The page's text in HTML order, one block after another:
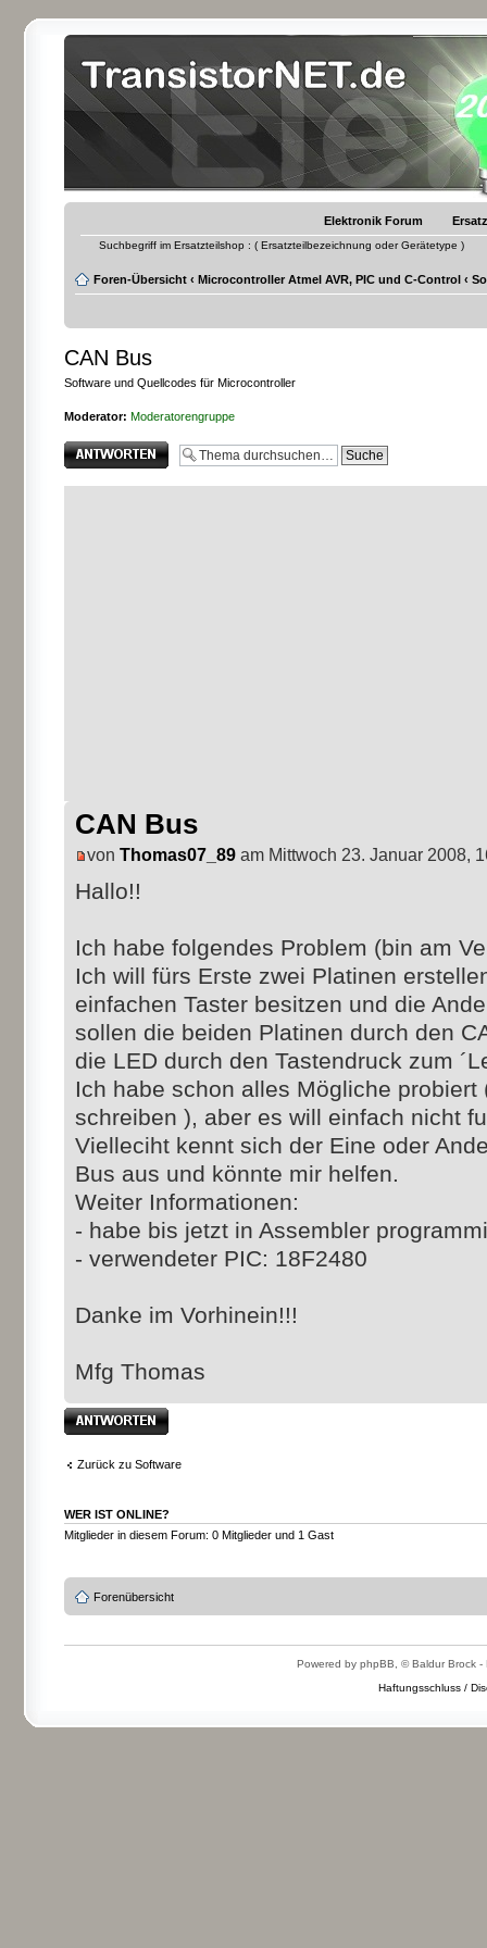
Elektronik Forum
Suchbegriff im Ersatzteilshop : ( Ersatzteilbezeichnung oder Gerätetype )
Foren-Übersicht ‹ Microcontroller Atmel AVR, PIC und C-Control ‹
CAN Bus
Software und Quellcodes für Microcontroller
Moderator: Moderatorengruppe
Antwort erstellen
CAN Bus
von Thomas07_89 am Mittwoch 23. Januar 2008,
Hallo!!
Ich habe folgendes Problem (bin am
Ich will fürs Erste zwei Platinen
einfachen Taster besitzen und die
sollen die beiden Platinen durch den
die LED durch den Tastendruck zum
Ich habe schon alles Mögliche probiert
schreiben ), aber es will einfach nicht
Vielleciht kennt sich der Eine oder
Bus aus und könnte mir helfen.
Weiter Informationen:
- habe bis jetzt in Assembler
- verwendeter PIC: 18F2480
Danke im Vorhinein!!!
Mfg Thomas
Antwort erstellen
Zurück zu Software
WER IST ONLINE?
Mitglieder in diesem Forum: 0 Mitglieder und 1 Gast
Forenübersicht
Powered by phpBB, © Baldur Brock -
Haftungsschluss /